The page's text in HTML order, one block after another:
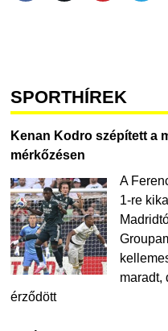
SPORTHÍREK
Kenan Kodro szépített a
mérkőzésen
A
1-re
maradt,
érződött